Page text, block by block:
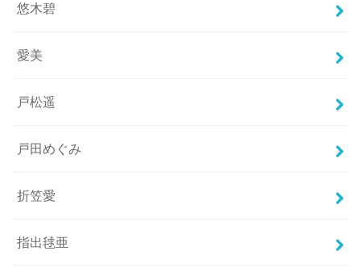
悠木碧
愛美
戸松遥
戸田めぐみ
折笠愛
指出毬亜